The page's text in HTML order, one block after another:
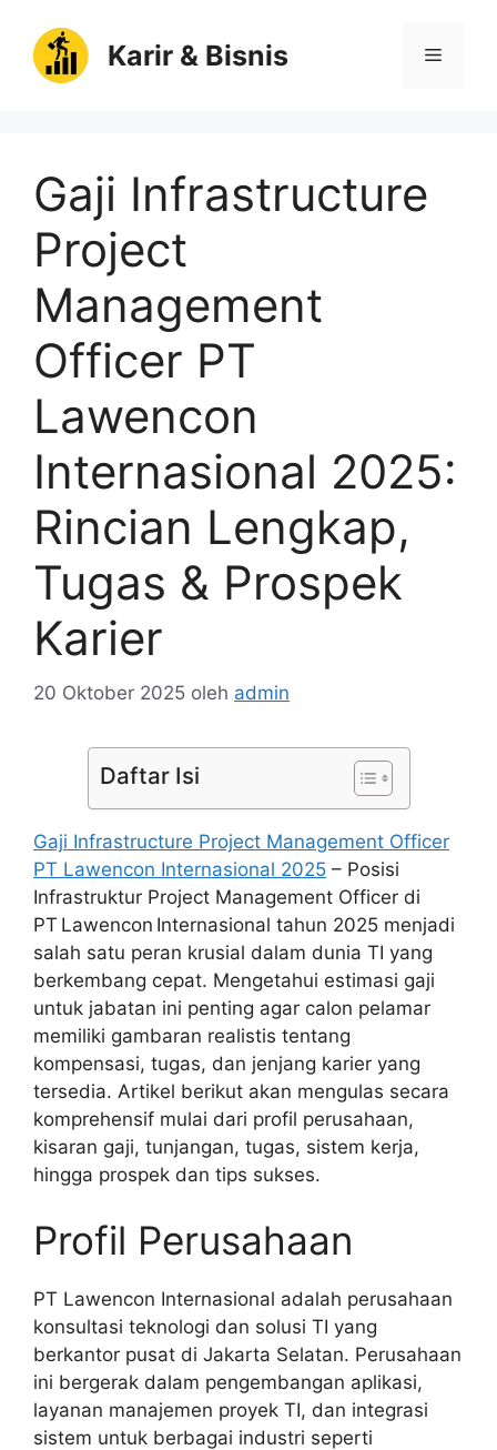
Karir & Bisnis Menu
Gaji Infrastructure
Project
Management
Officer PT
Lawencon
Internasional 2025:
Rincian Lengkap,
Tugas & Prospek
Karier
20 Oktober 2025 oleh admin
Daftar Isi
Gaji Infrastructure Project Management Officer
PT Lawencon Internasional 2025 – Posisi
Infrastruktur Project Management Officer di
PT Lawencon Internasional tahun 2025 menjadi
salah satu peran krusial dalam dunia TI yang
berkembang cepat. Mengetahui estimasi gaji
untuk jabatan ini penting agar calon pelamar
memiliki gambaran realistis tentang
kompensasi, tugas, dan jenjang karier yang
tersedia. Artikel berikut akan mengulas secara
komprehensif mulai dari profil perusahaan,
kisaran gaji, tunjangan, tugas, sistem kerja,
hingga prospek dan tips sukses.
Profil Perusahaan
PT Lawencon Internasional adalah perusahaan
konsultasi teknologi dan solusi TI yang
berkantor pusat di Jakarta Selatan. Perusahaan
ini bergerak dalam pengembangan aplikasi,
layanan manajemen proyek TI, dan integrasi
sistem untuk berbagai industri seperti